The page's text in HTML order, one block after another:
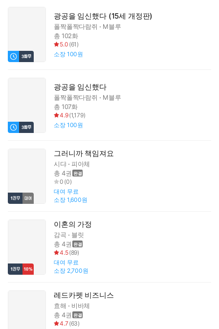
광공을 임신했다 (15세 개정판)
폴짝폴짝다람쥐
M블루
총 102화
5.0 (61 )
소장 100원
광공을 임신했다
폴짝폴짝다람쥐
M블루
총 107화
4.9(1,179)
소장 100원
그러니까 책임져요
시댜
피아체
총 4권
0 (0)
대여 무료
소장 1,600원
이혼의 가정
감곡
블릿
총 4권
4.5(89)
대여 무료
소장 2,700원
레드카펫 비즈니스
효해
비바체
총 4권
4.7 (63)